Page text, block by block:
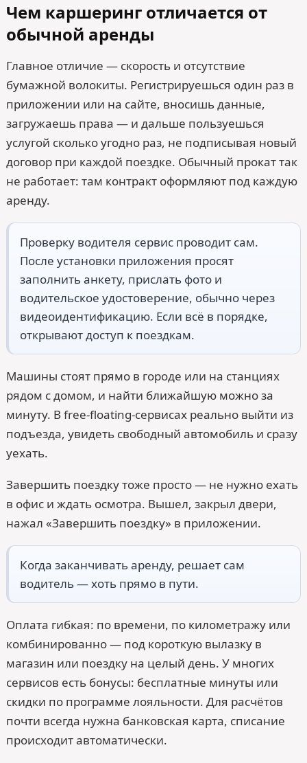
Чем каршеринг отличается от
обычной аренды
Главное отличие — скорость и отсутствие
бумажной волокиты. Регистрируешься один раз в
приложении или на сайте, вносишь данные,
загружаешь права — и дальше пользуешься
услугой сколько угодно раз, не подписывая новый
договор при каждой поездке. Обычный прокат так
не работает: там контракт оформляют под каждую
аренду.
Проверку водителя сервис проводит сам.
После установки приложения просят
заполнить анкету, прислать фото и
водительское удостоверение, обычно через
видеоидентификацию. Если всё в порядке,
открывают доступ к поездкам.
Машины стоят прямо в городе или на станциях
рядом с домом, и найти ближайшую можно за
минуту. В free-floating-сервисах реально выйти из
подъезда, увидеть свободный автомобиль и сразу
уехать.
Завершить поездку тоже просто — не нужно ехать
в офис и ждать осмотра. Вышел, закрыл двери,
нажал «Завершить поездку» в приложении.
Когда заканчивать аренду, решает сам
водитель — хоть прямо в пути.
Оплата гибкая: по времени, по километражу или
комбинированно — под короткую вылазку в
магазин или поездку на целый день. У многих
сервисов есть бонусы: бесплатные минуты или
скидки по программе лояльности. Для расчётов
почти всегда нужна банковская карта, списание
происходит автоматически.